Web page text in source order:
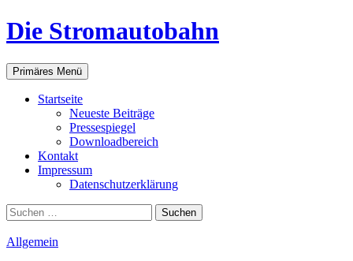
Zum
Inhalt
Die Stromautobahn
Suchen
Primäres Menü
Start­sei­te
Neu­es­te Beiträge
Pres­se­spie­gel
Down­load­be­reich
Kon­takt
Impres­sum
Daten­schutz­er­klä­rung
Suchen
nach:
Allgemein